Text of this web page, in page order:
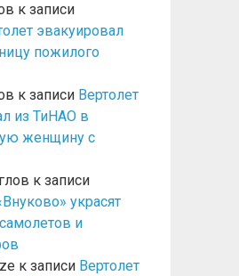
к записи
эвакуировал
пожилого
к записи Вертолет
из ТиНАО в
женщину с
к записи
украсят
и
к записи Вертолет